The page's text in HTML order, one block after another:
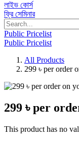
লাইভ কোর্স
ফ্রি সেমিনার
Public Pricelist
Public Pricelist
All Products
299 ৳ per order
299 ৳ per
This product has no